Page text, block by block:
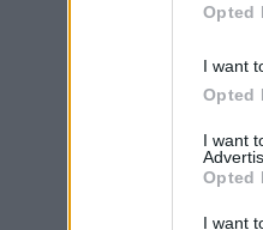
Opted
I want
Opted
I want
Opted
I want